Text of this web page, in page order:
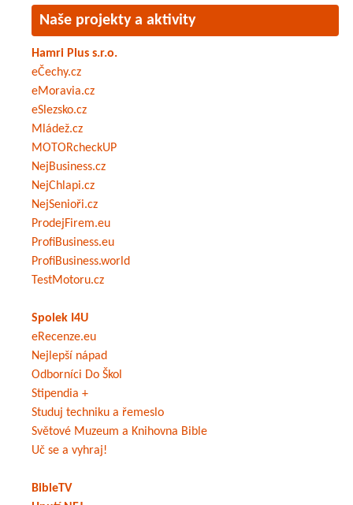
Naše projekty a aktivity
Hamri Plus s.r.o.
eČechy.cz
eMoravia.cz
eSlezsko.cz
Mládež.cz
MOTORcheckUP
NejBusiness.cz
NejChlapi.cz
NejSenioři.cz
ProdejFirem.eu
ProfiBusiness.eu
ProfiBusiness.world
TestMotoru.cz
Spolek I4U
eRecenze.eu
Nejlepší nápad
Odborníci Do Škol
Stipendia +
Studuj techniku a řemeslo
Světové Muzeum a Knihovna Bible
Uč se a vyhraj!
BibleTV